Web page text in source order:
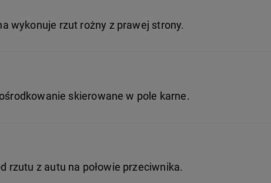
wykonuje rzut rożny z prawej strony.
skierowane w pole karne.
rzutu z autu na połowie przeciwnika.